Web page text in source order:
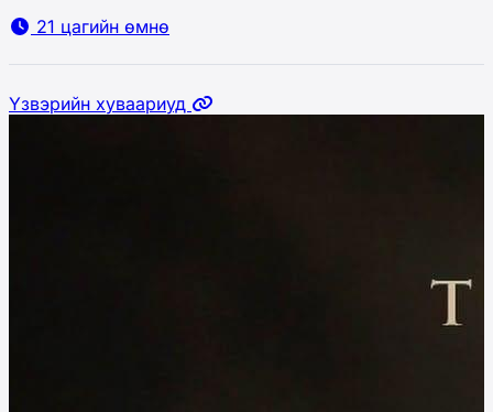
21 цагийн өмнө
Үзвэрийн хуваариуд